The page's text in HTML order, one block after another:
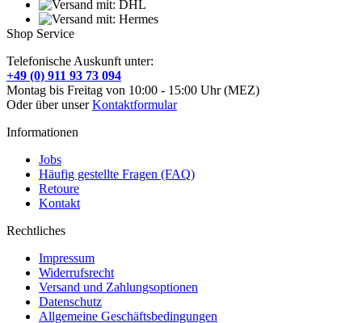
Shop Service
Telefonische Auskunft unter:
+49 (0) 911 93 73 094
Montag bis Freitag von 10:00 - 15:00 Uhr (MEZ)
Oder über unserKontaktformular
Informationen
Jobs
Häufig gestellte Fragen (FAQ)
Retoure
Kontakt
Rechtliches
Impressum
Widerrufsrecht
Versand und Zahlungsoptionen
Datenschutz
Allgemeine Geschäftsbedingungen